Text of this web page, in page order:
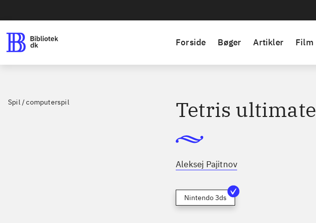
Forside Bøger Artikler Film
Spil / computerspil Tetris ultimate
Aleksej Pajitnov
Nintendo 3ds